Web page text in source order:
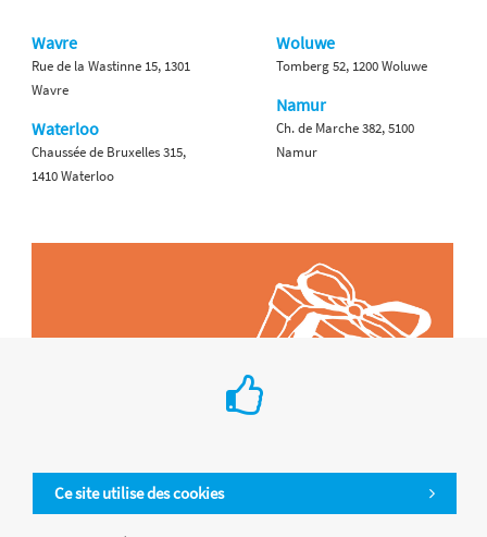
Ce site utilise des cookies
Wavre
Rue de la Wastinne 15, 1301
Wavre
Waterloo
Chaussée de Bruxelles 315,
1410 Waterloo
Woluwe
Tomberg 52, 1200 Woluwe
Namur
Ch. de Marche 382, 5100
Namur